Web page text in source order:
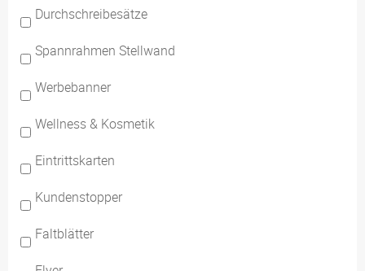
Durchschreibesätze
Spannrahmen Stellwand
Werbebanner
Wellness & Kosmetik
Eintrittskarten
Kundenstopper
Faltblätter